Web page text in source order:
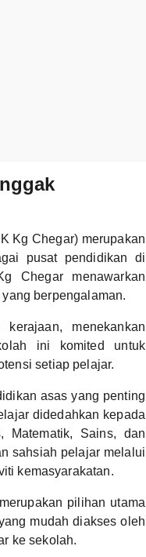
Kg Chegar) merupakan
pusat pendidikan di
Chegar menawarkan
berpengalaman.
menekankan
ini komited untuk
setiap pelajar.
asas yang penting
didedahkan kepada
Matematik, Sains, dan
sahsiah pelajar melalui
kemasyarakatan.
pilihan utama
mudah diakses oleh
ke sekolah.